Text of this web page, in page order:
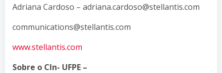
Adriana Cardoso – adriana.cardoso@stellantis.com
communications@stellantis.com
www.stellantis.com
Sobre o CIn- UFPE –